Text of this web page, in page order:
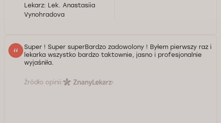
Lekarz: Lek. Anastasiia
Vynohradova
Super ! Super superBardzo zadowolony ! Byłem pierwszy raz i
lekarka wszystko bardzo taktownie, jasno i profesjonalnie
wyjaśniła.
Źródło opinii: